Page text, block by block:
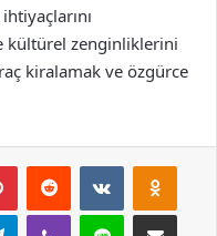
kültürel zenginliklerini
kiralamak ve özgürce
PinterestReddit VKontakte
TelegramViber Line E-Posta ile